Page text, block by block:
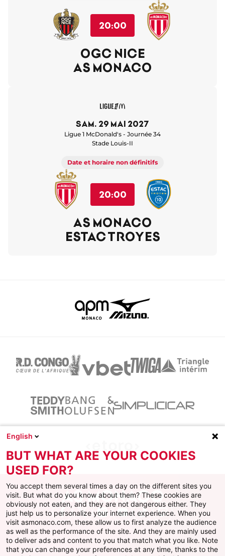
20:00
OGC NICE
AS MONACO
sam. 29 mai 2027
Ligue 1 McDonald's - Journée 34
Stade Louis-II
Date et horaire non définitifs
20:00
AS MONACO
ESTAC TROYES
Facebook
X Instagram
YoutubeTikTokTwitch
English
BUT WHAT ARE YOUR COOKIES
USED FOR?
You accept them several times a day on the different sites you
visit. But what do you know about them? These cookies are
obviously not eaten, and they are not dangerous either. They
just help us to personalize your internet experience. When you
visit asmonaco.com, these allow us to first analyze the audience
as well as the performance of the site. And they are mainly used
to deliver ads and content to you that match what you like. Note
that you can change your preferences at any time, thanks to the